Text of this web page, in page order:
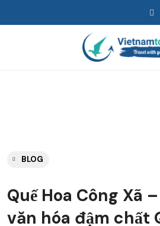
BLOG
Quế Hoa Công Xã
văn hóa đậm chất